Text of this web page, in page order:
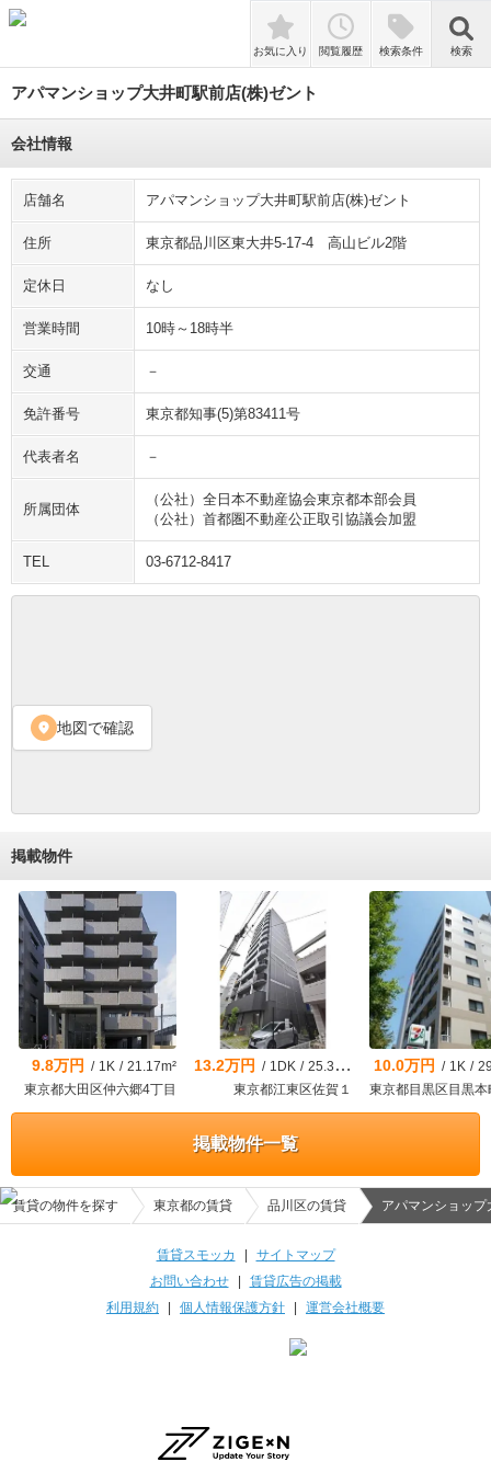
検索
お気に入り 閲覧履歴 検索条件 検索
アパマンショップ大井町駅前店(株)ゼント
会社情報
店舗名 アパマンショップ大井町駅前店(株)ゼント
住所 東京都品川区東大井5-17-4 高山ビル2階
定休日 なし
営業時間 10時～18時半
交通 －
免許番号 東京都知事(5)第83411号
代表者名 －
所属団体
（公社）全日本不動産協会東京都本部会員
（公社）首都圏不動産公正取引協議会加盟
TEL 03-6712-8417
location_on 地図で確認
掲載物件
9.8万円 / 1K / 21.17m²
東京都大田区仲六郷4丁目
13.2万円 / 1DK / 25.35m²
東京都江東区佐賀１
10.0万円 / 1K /
掲載物件一覧
賃貸の物件を探す 東京都の賃貸 品川区の賃貸 アパマンショッ
賃貸スモッカ
サイトマップ
お問い合わせ| 賃貸広告の掲載
利用規約
個人情報保護方針 運営会社概要